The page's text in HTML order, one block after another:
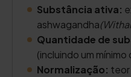
Substância ativa:
ashwagandha
Quantidade de
(incluindo um
Normalização: teor